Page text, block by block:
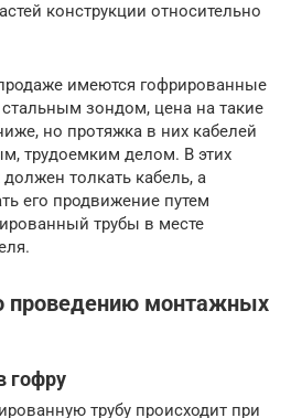
конструкции относительно
имеются гофрированные
зондом, цена на такие
но протяжка в них кабелей
трудоемким делом. В этих
толкать кабель, а
его продвижение путем
трубы в месте
проведению монтажных
гофру
трубу происходит при